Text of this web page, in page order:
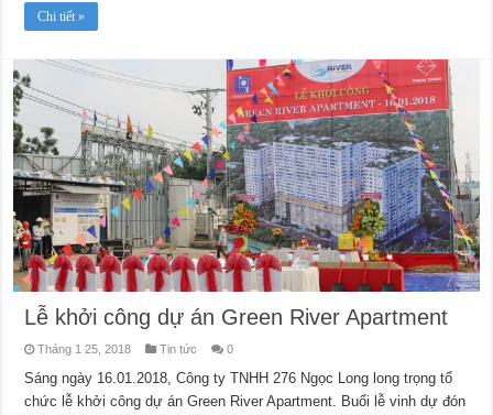
Chi tiết »
Lễ khởi công dự án Green River Apartment
Tháng 1 25, 2018 Tin tức 0
Sáng ngày 16.01.2018, Công ty TNHH 276 Ngọc Long long trọng tổ
chức lễ khởi công dự án Green River Apartment. Buổi lễ vinh dự đón